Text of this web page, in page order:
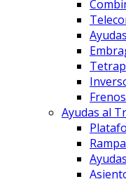
Frenos
Ayudas al